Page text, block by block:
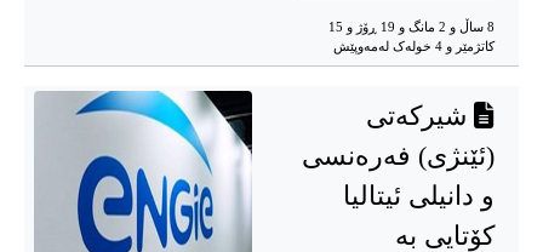
8 ساڵ و 2 مانگ و 19 ڕۆژ و 15
کاتژمێر و 4 خوله‌ک له‌مه‌وپێش‌
شیرکەتی
(ئێنژی) فەرەنسی
و دانیلی ئیتالیا
کۆتایی بە